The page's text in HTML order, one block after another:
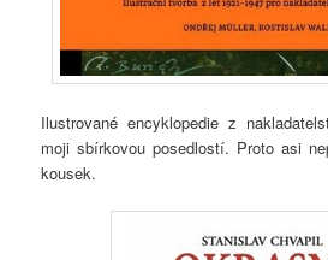
Ilustrované encyklopedie z
moji sbírkovou posedlostí. Proto asi
kousek.